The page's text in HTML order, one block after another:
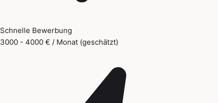
Schnelle Bewerbung
3000 - 4000 € / Monat (geschätzt)